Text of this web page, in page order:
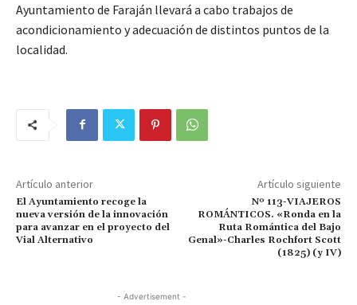
Ayuntamiento de Faraján llevará a cabo trabajos de
acondicionamiento y adecuación de distintos puntos de la
localidad.
Artículo anterior
El Ayuntamiento recoge la
nueva versión de la innovación
para avanzar en el proyecto del
Vial Alternativo
Artículo siguiente
Nº 113-VIAJEROS
ROMÁNTICOS. «Ronda en la
Ruta Romántica del Bajo
Genal»-Charles Rochfort Scott
(1825) (y IV)
- Advertisement -